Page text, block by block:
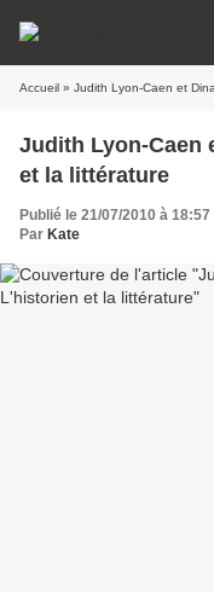
Accueil » Judith Lyon-Caen et
Judith Lyon-Caen
et la littérature
Publié le 21/07/2010 à 18:57
Par Kate